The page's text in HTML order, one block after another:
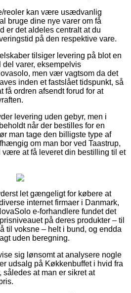
reoler kan være usædvanlig
bruge dine nye varer om få
er det aldeles centralt at du
på den respektive vare.
tilsiger levering på blot en
varer, eksempelvis
men vær vagtsom da det
inden et fastslået tidspunkt, så
få ordren afsendt forud for at
levering uden gebyr, men i
når der bestilles for en
man tage den billigste type af
om man bor ved Taastrup,
være at få leveret din bestilling til et
let gængeligt for købere at
internet firmaer i Danmark,
e-forhandlere fundet det
på deres produkter – til
til voksne – helt i bund, og endda
uden beregning.
sig lønsomt at analysere nogle
udsalg på Køkkenbuffet i hvid fra
således at man er sikret at